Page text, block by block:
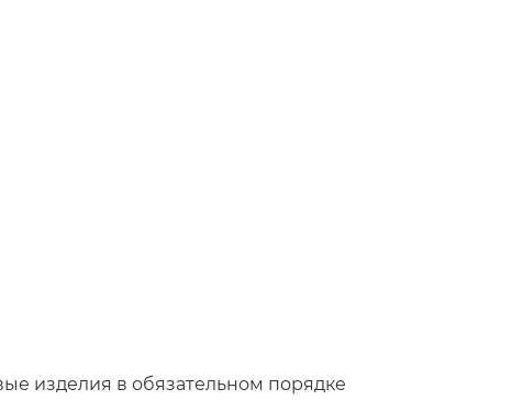
изделия в обязательном порядке